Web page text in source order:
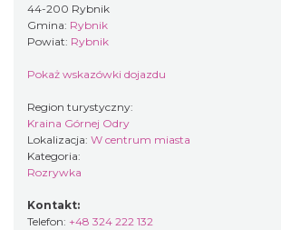
44-200 Rybnik
Gmina: Rybnik
Powiat: Rybnik
Pokaż wskazówki dojazdu
Region turystyczny:
Kraina Górnej Odry
Lokalizacja: W centrum miasta
Kategoria:
Rozrywka
Kontakt:
Telefon: +48 324 222 132